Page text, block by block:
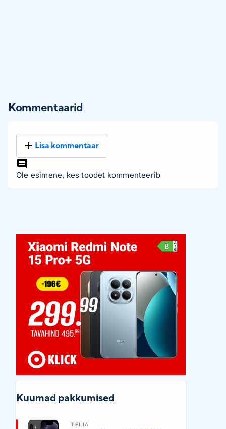
Kommentaarid
Lisa kommentaar
Ole esimene, kes toodet kommenteerib
Kuumad pakkumised
TELIA